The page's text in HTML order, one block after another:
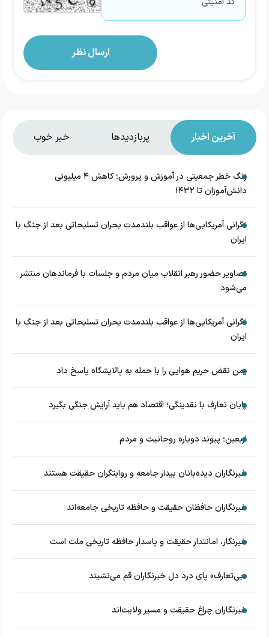
آخرین اخبار پربازدیدها خبر خوب
زنگ خطر جمعیتی در آموزش و پرورش؛ کاهش ۴ میلیونی
دانش‌آموزان تا ۱۴۳۲
نگرانی آمریکایی‌ها از عواقب بلندمدت بحران تسلیحاتی بعد از جنگ با
ایران
تصاویر حضور رهبر انقلاب میان مردم و جلسات با فرماندهان منتشر
می‌شود
نگرانی آمریکایی‌ها از عواقب بلندمدت بحران تسلیحاتی بعد از جنگ با
ایران
یمن نقض حریم هوایی را با حمله به پالایشگاه پاسخ داد
پایان تعارف با نقدینگی؛ اقتصاد هم باید آرایش جنگی بگیرد
اربعین؛ پیوند دوباره روحانیت و مردم
خبرنگاران دیده‌بانان بیدار جامعه و روایتگران حقیقت هستند
خبرنگاران حافظان حقیقت و حافظه تاریخی جامعه‌اند
خبرنگار، امانتدار حقیقت و پاسدار حافظه تاریخی ملت است
«بی‌تعارف» پای درد دل خبرنگاران قم می‌نشیند
خبرنگاران چراغ حقیقت و مسیر ولایت‌اند